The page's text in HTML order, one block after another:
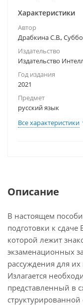
Характеристики
Автор
Драбкина С.В.,
Издательство
Издательство
Год издания
2021
Предмет
русский язык
Все характеристики
Описание
В настоящем
подготовки к сдаче
которой лежит
экзаменационных
рассуждения для
Излагается
представленный в